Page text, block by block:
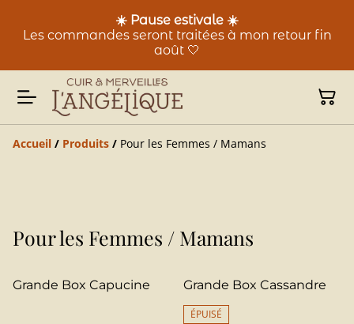
☀️ Pause estivale ☀️
Les commandes seront traitées à mon retour fin
août 🤍
Accueil / Produits / Pour les Femmes / Mamans
Pour les Femmes / Mamans
Grande Box Capucine Grande Box Cassandre
ÉPUISÉ